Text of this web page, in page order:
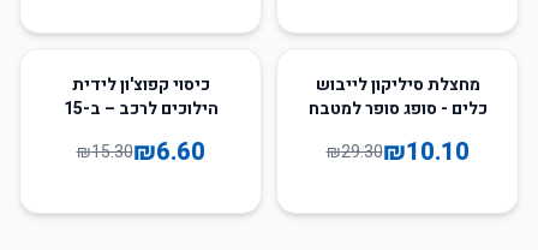
66
מחצלת סיליקון לייבוש
כלים - סופג סופר למטבח
₪10.10
₪29.30
כיסוי קפוצ'ון לידית
הילוכים לרכב – ב-15
₪6.60
₪15.30